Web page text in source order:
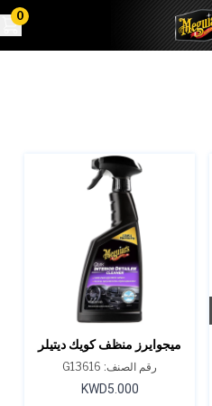
0
ميجوايرز منظف ​​كويك ديتيلر
الداخلي 16 أونصة
رقم الصنف: G13616
KWD5.000